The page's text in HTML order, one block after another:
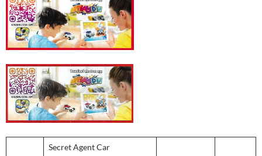
Secret Agent Car